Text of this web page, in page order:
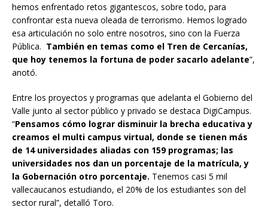
hemos enfrentado retos gigantescos, sobre todo, para
confrontar esta nueva oleada de terrorismo. Hemos logrado
esa articulación no solo entre nosotros, sino con la Fuerza
Pública. También en temas como el Tren de Cercanías,
que hoy tenemos la fortuna de poder sacarlo adelante”,
anotó.
Entre los proyectos y programas que adelanta el Gobierno del
Valle junto al sector público y privado se destaca DigiCampus.
“Pensamos cómo lograr disminuir la brecha educativa y
creamos el multi campus virtual, donde se tienen más
de 14 universidades aliadas con 159 programas; las
universidades nos dan un porcentaje de la matrícula, y
la Gobernación otro porcentaje. Tenemos casi 5 mil
vallecaucanos estudiando, el 20% de los estudiantes son del
sector rural”, detalló Toro.